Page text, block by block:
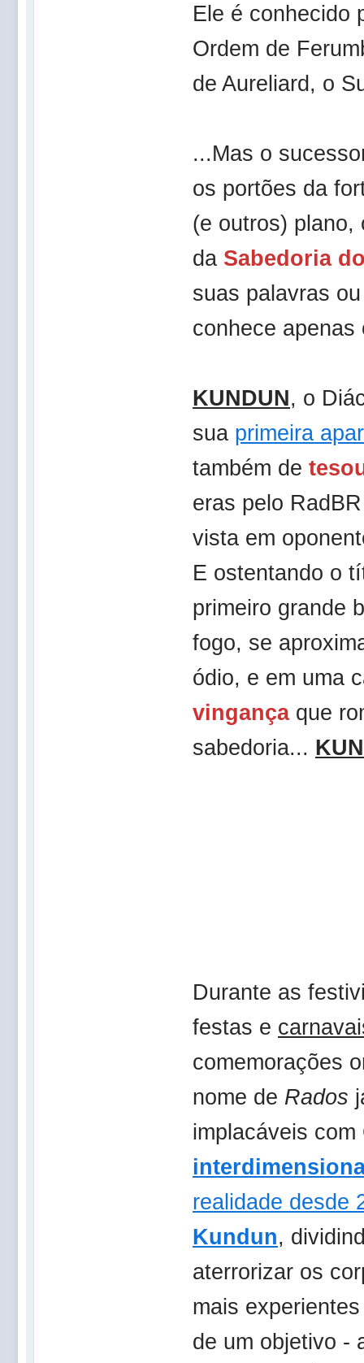
Ele é conhecido
Ordem de
de Aureliard, o
...Mas o
os portões da
(e outros)
da Sabedoria
suas palavras
conhece
KUNDUN, o
sua primeira
também de
eras pelo
vista em
E ostentando o
primeiro grande
fogo, se
ódio, e em uma
vingançaque
sabedoria...
Durante as
festas e
comemorações
nome de Rados
implacáveis
realidade desde
Kundun,
aterrorizar os
mais
de um objetivo -